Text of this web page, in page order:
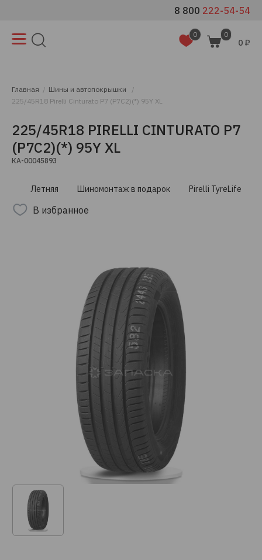
8 800 222-54-54
0 0
0 ₽
Главная
Шины и автопокрышки
225/45R18 Pirelli Cinturato P7 (P7C2)(*) 95Y XL
225/45R18 PIRELLI CINTURATO P7
(P7C2)(*) 95Y XL
КА-00045893
Летняя Шиномонтаж в подарок Pirelli TyreLife
В избранное